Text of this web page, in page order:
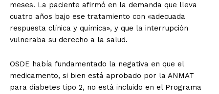
meses. La paciente afirmó en la demanda que lleva
cuatro años bajo ese tratamiento con «adecuada
respuesta clínica y química», y que la interrupción
vulneraba su derecho a la salud.
OSDE había fundamentado la negativa en que el
medicamento, si bien está aprobado por la ANMAT
para diabetes tipo 2, no está incluido en el Programa